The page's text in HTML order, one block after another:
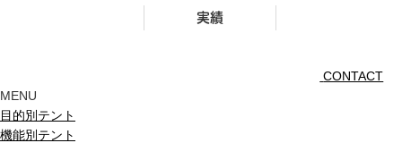
実績
CONTACT
MENU
目的別テント
機能別テント